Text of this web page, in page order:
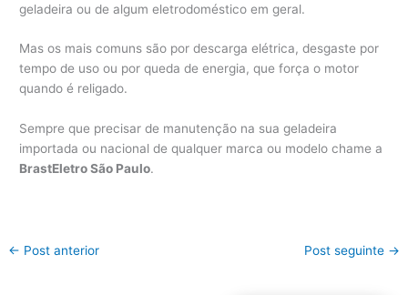
geladeira ou de algum eletrodoméstico em geral.
Mas os mais comuns são por descarga elétrica, desgaste por
tempo de uso ou por queda de energia, que força o motor
quando é religado.
Sempre que precisar de manutenção na sua geladeira
importada ou nacional de qualquer marca ou modelo chame a
BrastEletro São Paulo.
← Post anterior Post seguinte →